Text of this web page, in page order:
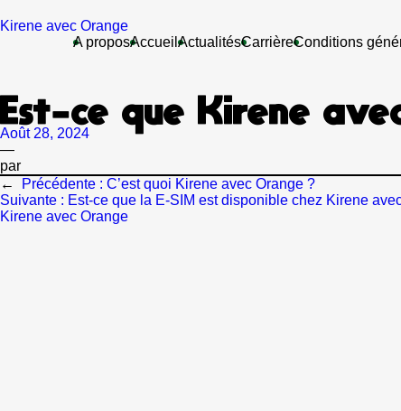
au
Kirene avec Orange
A proposAccueil ActualitésCarrièreConditions
Est-ce que Kirene
Août 28, 2024
—
par
←
Précédente : C’est quoi Kirene avec Orange ?
Suivante : Est-ce que la E-SIM est disponible chez Kirene
Kirene avec Orange